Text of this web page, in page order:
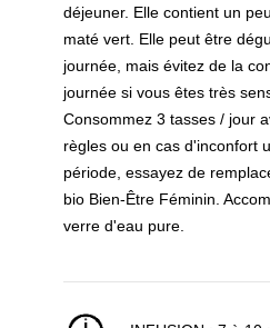
déjeuner. Elle contient un
maté vert. Elle peut être
journée, mais évitez de la
journée si vous êtes très
Consommez 3 tasses / jour
règles ou en cas d'inconfort
période, essayez de
bio Bien-Être Féminin.
verre d'eau pure.